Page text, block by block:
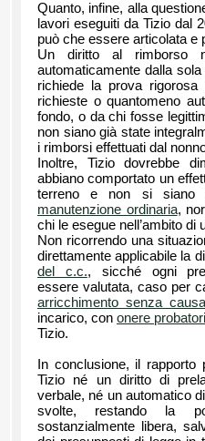
Quanto, infine, alla
lavori eseguiti da Tizio dal
può che essere articolata e
Un diritto al rimborso
automaticamente dalla
richiede la prova
richieste o quantomeno
fondo, o da chi fosse
non siano già state
i rimborsi effettuati dal
Inoltre, Tizio dovrebbe
abbiano comportato un
terreno e non si siano
manutenzione ordinaria,
chi le esegue nell’ambito di
Non ricorrendo una
direttamente applicabile la
del c.c., sicché ogni
essere valutata, caso per
arricchimento senza causa
incarico, con onere
Tizio.
In conclusione, il
Tizio né un diritto di
verbale, né un automatico
svolte, restando la
sostanzialmente libera,